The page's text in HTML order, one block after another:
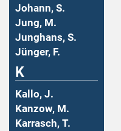
Johann, S.
Jung, M.
Junghans, S.
Jünger, F.
K
Kallo, J.
Kanzow, M.
Karrasch, T.